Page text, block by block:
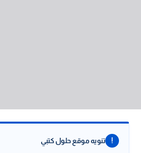
! تنويه موقع حلول كتبي